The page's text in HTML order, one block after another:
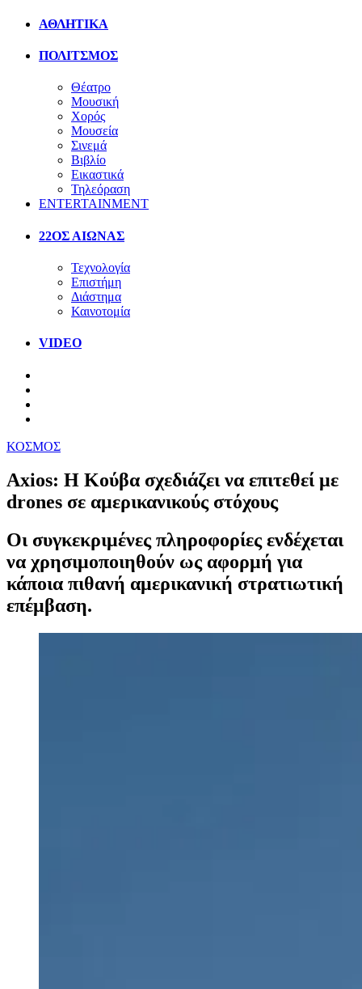
ΑΘΛΗΤΙΚΑ
ΠΟΛΙΤΣΜΟΣ
Θέατρο
Μουσική
Χορός
Μουσεία
Σινεμά
Βιβλίο
Εικαστικά
Τηλεόραση
ENTERTAINMENT
22ΟΣ ΑΙΩΝΑΣ
Τεχνολογία
Επιστήμη
Διάστημα
Καινοτομία
VIDEO
ΚΟΣΜΟΣ
Axios: Η Κούβα σχεδιάζει να επιτεθεί με
drones σε αμερικανικούς στόχους
Οι συγκεκριμένες πληροφορίες ενδέχεται
να χρησιμοποιηθούν ως αφορμή για
κάποια πιθανή αμερικανική στρατιωτική
επέμβαση.